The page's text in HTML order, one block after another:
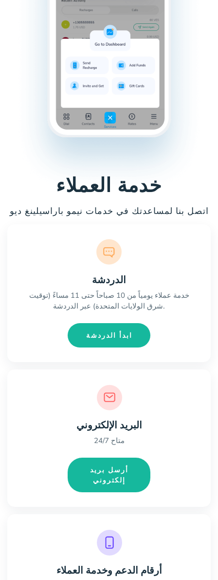
خدمة العملاء
اتصل بنا لمساعدتك في خدمات نيمو باراسيلينغ ديو
الدردشة
خدمة عملاء يومياً من 10 صباحاً حتى 11 مساءً (توقيت
شرق الولايات المتحدة) عبر الدردشة.
ابدأ الدردشة
البريد الإلكتروني
متاح 24/7
أرسل بريد
إلكتروني
أرقام الدعم وخدمة العملاء